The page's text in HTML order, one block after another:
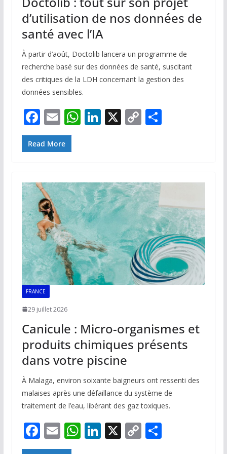
d’utilisation de nos données de
santé avec l’IA
À partir d’août, Doctolib lancera un programme de
recherche basé sur des données de santé, suscitant
des critiques de la LDH concernant la gestion des
données sensibles.
F
ac
e
o
o
k
E
m
ai
W
A
p
p
Li
dI
n
X C
Li
n
k
P
er
Read More
FRANCE
29 juillet 2026
Canicule : Micro-organismes et
produits chimiques présents
dans votre piscine
À Malaga, environ soixante baigneurs ont ressenti des
malaises après une défaillance du système de
traitement de l’eau, libérant des gaz toxiques.
F
ac
E
m
W
h
Li
n
X C
o
P